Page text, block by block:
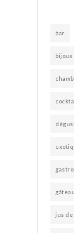
bar
bijoux
jus